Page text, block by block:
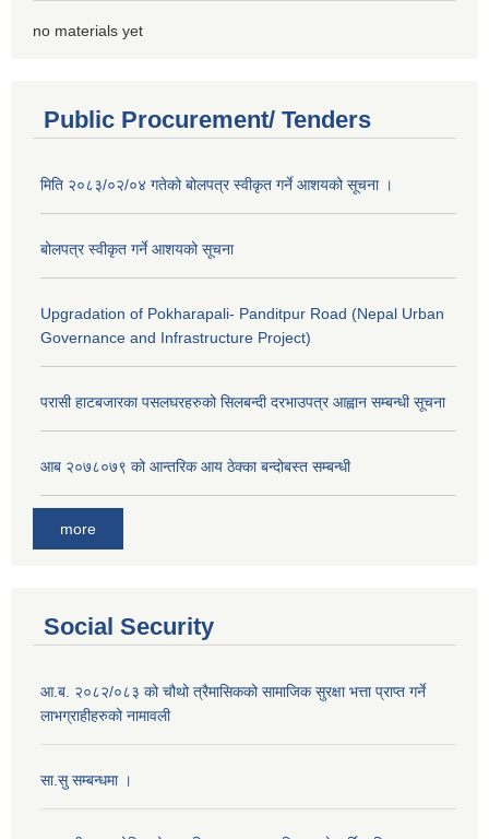
no materials yet
Public Procurement/ Tenders
मिति २०८३/०२/०४ गतेको बोलपत्र स्वीकृत गर्ने आशयको सूचना ।
बोलपत्र स्वीकृत गर्ने आशयको सूचना
Upgradation of Pokharapali- Panditpur Road (Nepal Urban
Governance and Infrastructure Project)
परासी हाटबजारका पसलघरहरुको सिलबन्दी दरभाउपत्र आह्वान सम्बन्धी सूचना
आ‍ब २०७८०७९ को आन्तरिक आय ठेक्का बन्दोबस्त सम्बन्धी
more
Social Security
आ.ब. २०८२/०८३ को चौथो त्रैमासिकको सामाजिक सुरक्षा भत्ता प्राप्त गर्ने
लाभग्राहीहरुको नामावली
सा.सु सम्बन्धमा ।